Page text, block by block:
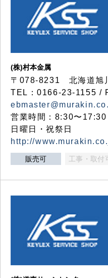
(株)村本金属
〒078-8231 北海道旭
TEL：0166-23-1155 /
営業時間：8:30〜17:30
日曜日・祝祭日
http://
販売可 工事・取付